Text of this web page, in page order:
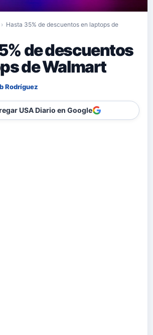
› Hasta 35% de descuentos en laptops de
de descuentos
de Walmart
Rodríguez
USA Diario en Google